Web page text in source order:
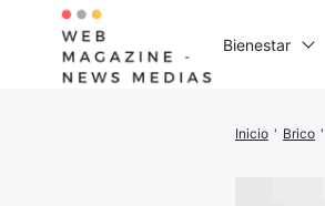
Inicio ' Brico '
Bienestar